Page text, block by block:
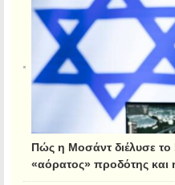
Πώς η Μοσάντ διέλυσε
«αόρατος» προδότης και